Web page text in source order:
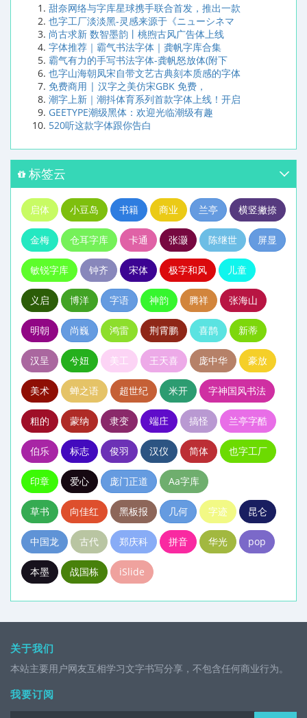
甜奈网络与字库星球携手联合首发，推出一款
也字工厂淡淡黑-灵感来源于《ニューシネマ
尚古求新 数智墨韵丨桃煦古风广告体上线
字体推荐｜霸气书法字体｜龚帆字库合集
霸气有力的手写书法字体-龚帆怒放体(附下
也字山海朝凤宋自带文艺古典刻本质感的字体
免费商用 | 汉字之美仿宋GBK 免费，
潮字上新｜潮抖体育系列首款字体上线！开启
GEETYPE潮级黑体：欢迎光临潮级有趣
520听这款字体跟你告白
标签云
启体 小豆岛 书籍 商业 兰亭 横竖撇捺
金梅 仓耳字库 卡通 张灏 陈继世 屏显
敏锐字库 钟齐 宋体 极字和风 儿童
义启 博洋 字语 神韵 腾祥 张海山
明朝 尚巍 鸿雷 荆霄鹏 喜鹊 新蒂
汉呈 兮妞 美工 王天喜 庞中华 豪放
美术 蝉之语 超世纪 米开 字神国风书法
粗的 蒙纳 隶变 端庄 搞怪 兰亭字酷
伯乐 标志 俊羽 汉仪 简体 也字工厂
印章 爱心 庞门正道 Aa字库
草书 向佳红 黑板报 几何 字迹 昆仑
中国龙 古代 郑庆科 拼音 华光 pop
本墨 战国栋 iSlide
关于我们
本站主要用户网友互相学习文字书写分享，不包含任何商业行为。
我要订阅